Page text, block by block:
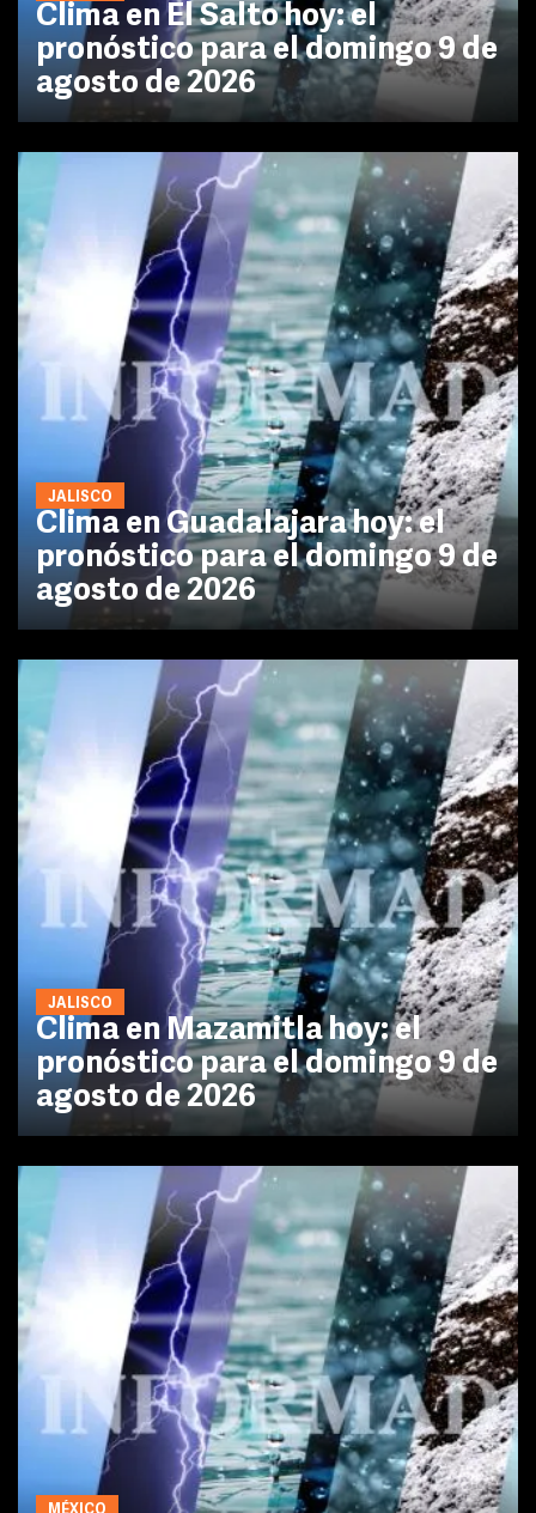
Clima en El Salto hoy: el
pronóstico para el domingo 9 de
agosto de 2026
JALISCO
Clima en Guadalajara hoy: el
pronóstico para el domingo 9 de
agosto de 2026
JALISCO
Clima en Mazamitla hoy: el
pronóstico para el domingo 9 de
agosto de 2026